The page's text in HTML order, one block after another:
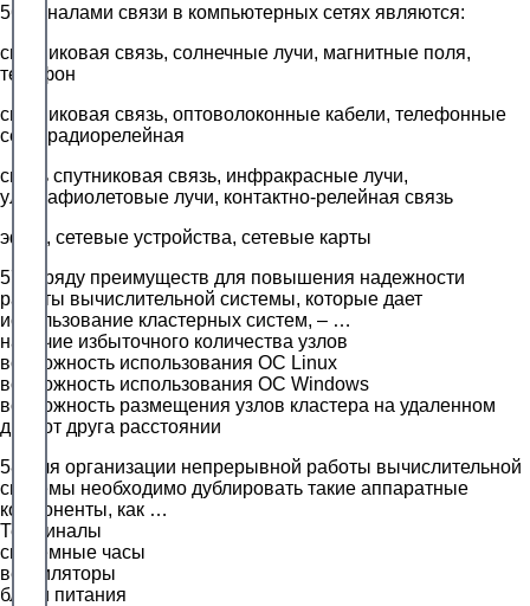
56.Каналами связи в компьютерных сетях являются:
спутниковая связь, солнечные лучи, магнитные поля,
телефон
спутниковая связь, оптоволоконные кабели, телефонные
сети, радиорелейная
связь спутниковая связь, инфракрасные лучи,
ультрафиолетовые лучи, контактно-релейная связь
эфир, сетевые устройства, сетевые карты
57.В ряду преимуществ для повышения надежности
работы вычислительной системы, которые дает
использование кластерных систем, – …
наличие избыточного количества узлов
возможность использования ОС Linux
возможность использования ОС Windows
возможность размещения узлов кластера на удаленном
друг от друга расстоянии
58.Для организации непрерывной работы вычислительной
системы необходимо дублировать такие аппаратные
компоненты, как …
Терминалы
системные часы
вентиляторы
блоки питания